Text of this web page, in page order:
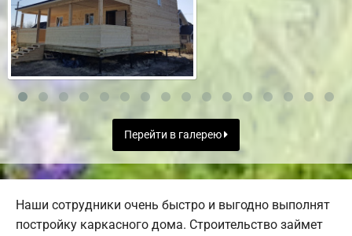
Перейти в галерею
Наши сотрудники очень быстро и выгодно выполнят
постройку каркасного дома. Строительство займет